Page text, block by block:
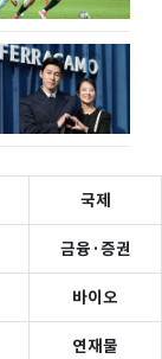
국제
금융·증권
바이오
연재물